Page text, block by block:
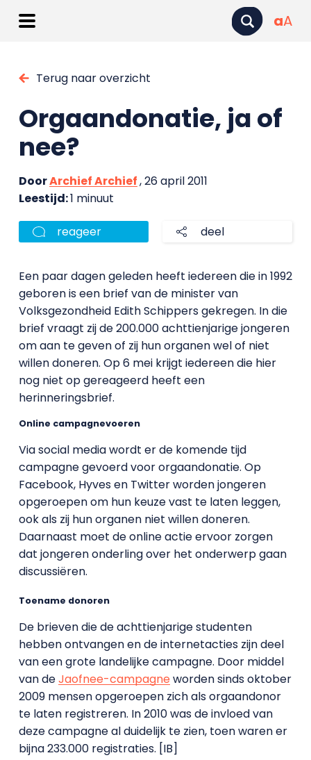
aA
Terug naar overzicht
Orgaandonatie, ja of
nee?
DoorArchief Archief, 26 april 2011
Leestijd:1 minuut
reageer deel
Een paar dagen geleden heeft iedereen die in 1992
geboren is een brief van de minister van
Volksgezondheid Edith Schippers gekregen. In die
brief vraagt zij de 200.000 achttienjarige jongeren
om aan te geven of zij hun organen wel of niet
willen doneren. Op 6 mei krijgt iedereen die hier
nog niet op gereageerd heeft een
herinneringsbrief.
Online campagnevoeren
Via social media wordt er de komende tijd
campagne gevoerd voor orgaandonatie. Op
Facebook, Hyves en Twitter worden jongeren
opgeroepen om hun keuze vast te laten leggen,
ook als zij hun organen niet willen doneren.
Daarnaast moet de online actie ervoor zorgen
dat jongeren onderling over het onderwerp gaan
discussiëren.
Toename donoren
De brieven die de achttienjarige studenten
hebben ontvangen en de internetacties zijn deel
van een grote landelijke campagne. Door middel
van deJaofnee-campagneworden sinds oktober
2009 mensen opgeroepen zich als orgaandonor
te laten registreren. In 2010 was de invloed van
deze campagne al duidelijk te zien, toen waren er
bijna 233.000 registraties. [IB]